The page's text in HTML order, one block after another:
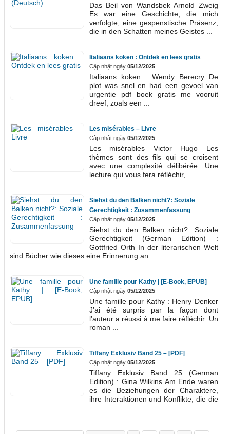
Das Beil von Wandsbek Arnold Zweig
Es war eine Geschichte, die mich
verfolgte, eine gespenstische Präsenz,
die in den Schatten meines Geistes ...
Italiaans koken : Ontdek en lees gratis
Cập nhật ngày 05/12/2025
Italiaans koken : Wendy Berecry De
plot was snel en had een gevoel van
urgentie pdf boek gratis me vooruit
dreef, zoals een ...
Les misérables – Livre
Cập nhật ngày 05/12/2025
Les misérables Victor Hugo Les
thèmes sont des fils qui se croisent
avec une complexité délibérée. Une
lecture qui vous fera réfléchir, ...
Siehst du den Balken nicht?: Soziale
Gerechtigkeit : Zusammenfassung
Cập nhật ngày 05/12/2025
Siehst du den Balken nicht?: Soziale
Gerechtigkeit (German Edition) :
Gottfried Orth In der literarischen Welt
sind Bücher wie dieses eine Erinnerung an ...
Une famille pour Kathy | [E-Book, EPUB]
Cập nhật ngày 05/12/2025
Une famille pour Kathy : Henry Denker
J’ai été surpris par la façon dont
l’auteur a réussi à me faire réfléchir. Un
roman ...
Tiffany Exklusiv Band 25 – [PDF]
Cập nhật ngày 05/12/2025
Tiffany Exklusiv Band 25 (German
Edition) : Gina Wilkins Am Ende waren
es die Beziehungen der Charaktere,
ihre Interaktionen und Konflikte, die die